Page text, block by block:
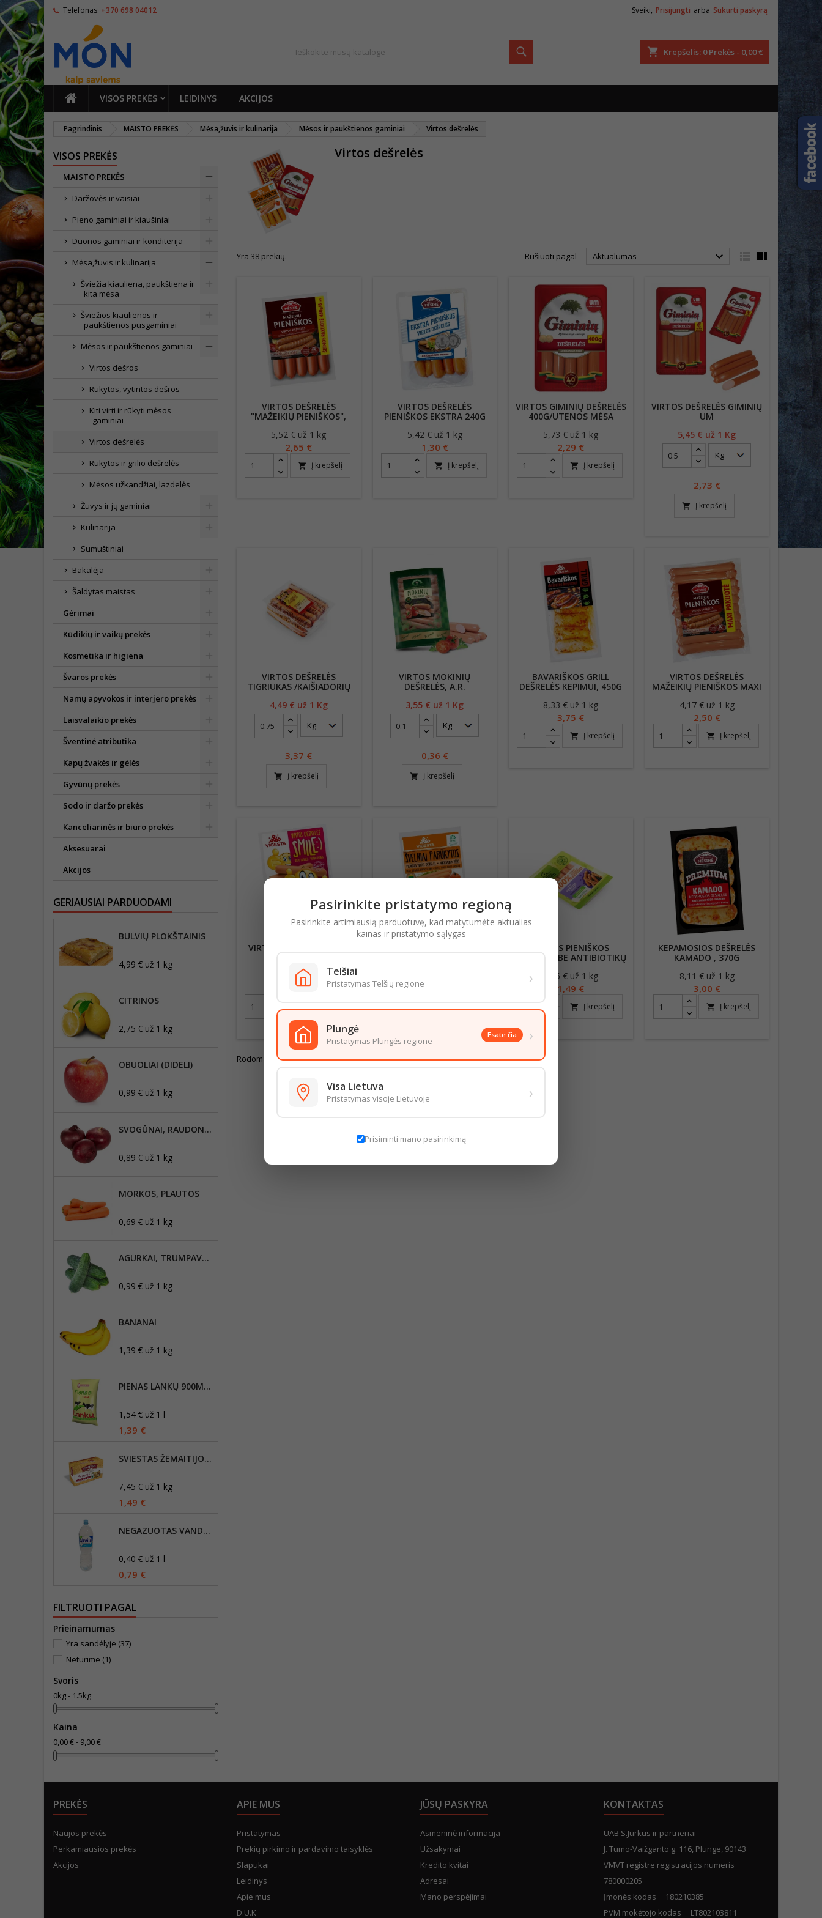
Telefonas: +370 698 04012 Sveiki, Prisijungti arba Sukurti paskyrą
Krepšelis 0 Prekės - 0,00 €
PAGRINDINIS
VISOS PREKĖS LEIDINYS AKCIJOS
Pagrindinis MAISTO PREKĖS Mėsa,žuvis ir kulinarija Mėsos ir paukštienos gaminiai Virtos dešrelės
VISOS PREKĖS
MAISTO PREKĖS
Daržovės ir vaisiai
Pieno gaminiai ir kiaušiniai
Duonos gaminiai ir konditerija
Mėsa,žuvis ir kulinarija
Šviežia kiauliena, paukštiena ir
kita mėsa
Šviežios kiaulienos ir
paukštienos pusgaminiai
Mėsos ir paukštienos gaminiai
Virtos dešros
Rūkytos, vytintos dešros
Kiti virti ir rūkyti mėsos
gaminiai
Virtos dešrelės
Rūkytos ir grilio dešrelės
Mėsos užkandžiai, lazdelės
Žuvys ir jų gaminiai
Kulinarija
Sumuštiniai
Bakalėja
Šaldytas maistas
Gėrimai
Kūdikių ir vaikų prekės
Kosmetika ir higiena
Švaros prekės
Namų apyvokos ir interjero prekės
Laisvalaikio prekės
Šventinė atributika
Kapų žvakės ir gėlės
Gyvūnų prekės
Sodo ir daržo prekės
Kanceliarinės ir biuro prekės
Aksesuarai
Akcijos
GERIAUSIAI PARDUODAMI
BULVIŲ PLOKŠTAINIS
4,99 € už 1 kg
CITRINOS
2,75 € už 1 kg
OBUOLIAI (DIDELI)
0,99 € už 1 kg
SVOGŪNAI, RAUDONIEJI
0,89 € už 1 kg
MORKOS, PLAUTOS
0,69 € už 1 kg
AGURKAI, TRUMPAVAISIAI
0,99 € už 1 kg
BANANAI
1,39 € už 1 kg
PIENAS LANKŲ 900ML, 2,5% RIEBUMO
1,54 € už 1 l
1,39 €
SVIESTAS ŽEMAITIJOS 82% RIEB., 200G
7,45 € už 1 kg
1,49 €
NEGAZUOTAS VANDUO AKVILĖ, 2L
0,40 € už 1 l
0,79 €
FILTRUOTI PAGAL
Prieinamumas
Yra sandėlyje (37)
Neturime (1)
Svoris
0kg - 1.5kg
Kaina
0,00 € - 9,00 €
Virtos dešrelės
Yra 38 prekių. Rūšiuoti pagal Aktualumas  
VIRTOS DEŠRELĖS
"MAŽEIKIŲ PIENIŠKOS",
Kaina
5,52 € už 1 kg
2,65 €
shopping_cart Į krepšelį
VIRTOS DEŠRELĖS
PIENIŠKOS EKSTRA 240G
Kaina
5,42 € už 1 kg
1,30 €
shopping_cart Į krepšelį
VIRTOS GIMINIŲ DEŠRELĖS
400G/UTENOS MĖSA
Kaina
5,73 € už 1 kg
2,29 €
shopping_cart Į krepšelį
VIRTOS DEŠRELĖS GIMINIŲ
UM
Kaina
5,45 € už 1 Kg
2,73 €
shopping_cart Į krepšelį
VIRTOS DEŠRELĖS
TIGRIUKAS /KAIŠIADORIŲ
Kaina
4,49€ už 1 Kg
3,37 €
shopping_cart Į krepšelį
VIRTOS MOKINIŲ
DEŠRELĖS, A.R.
Kaina
3,55 € už 1 Kg
0,36 €
shopping_cart Į krepšelį
BAVARIŠKOS GRILL
DEŠRELĖS KEPIMUI, 450G
Kaina
8,33 € už 1 kg
3,75 €
shopping_cart Į krepšelį
VIRTOS DEŠRELĖS
MAŽEIKIŲ PIENIŠKOS MAXI
Kaina
4,17 € už 1 kg
2,50 €
shopping_cart Į krepšelį
VIRTOS DEŠRELĖS SMILE
Kaina
5,60 € už 1 kg
2,80 € 2,29 €
VIRTOS PIENIŠKOS
DEŠRELĖS BE ANTIBIOTIKŲ
Kaina
5,96 € už 1 kg
1,49 €
shopping_cart Į krepšelį
KEPAMOSIOS DEŠRELĖS
KAMADO , 370G
Kaina
8,11 € už 1 kg
3,00 €
shopping_cart Į krepšelį
Rodoma 1-12 iš 38 prekės(-ių) 1 2 3 4 Sekantis
PREKĖS
Naujos prekės
Perkamiausios prekės
Akcijos
APIE MUS
Pristatymas
Prekių pirkimo ir pardavimo taisyklės
Slapukai
Leidinys
Apie mus
D.U.K
JŪSŲ PASKYRA
Asmeninė informacija
Užsakymai
Kredito kvitai
Adresai
Mano perspėjimai
KONTAKTAS
UAB S.Jurkus ir partneriai
J. Tumo-Vaižganto g. 116, Plunge, 90143
VMVT registre registracijos numeris
780000205
Įmonės kodas 180210385
PVM mokėtojo kodas LT802103811
Pasirinkite pristatymo regioną
Pasirinkite artimiausią parduotuvę, kad matytumėte aktualias
kainas ir pristatymo sąlygas
Telšiai
Pristatymas Telšių regione ›
Plungė
Pristatymas Plungės regione
Esate čia ›
Visa Lietuva
Pristatymas visoje Lietuvoje ›
Prisiminti mano pasirinkimą